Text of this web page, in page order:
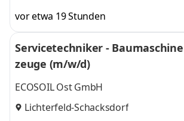
vor etwa 19 Stunden
Servicetechniker -
zeuge (m/w/d)
ECOSOIL Ost GmbH
Lichterfeld-Schacksdorf